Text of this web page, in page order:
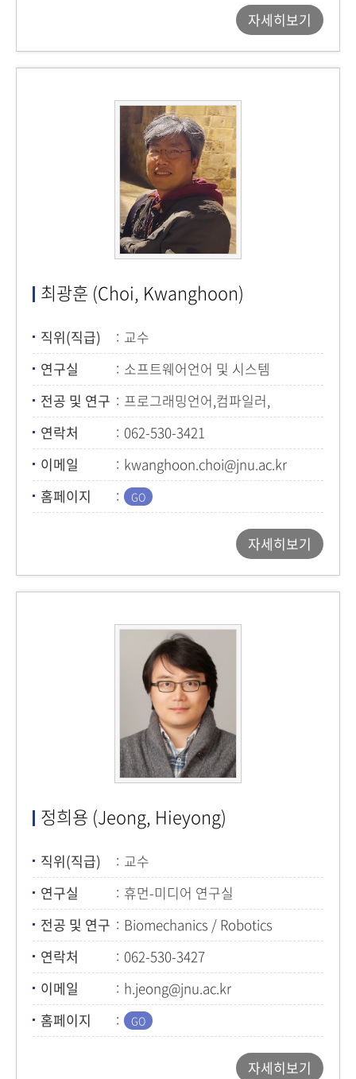
자세히보기
최광훈 (Choi, Kwanghoon)
직위(직급)
교수
연구실
소프트웨어언어 및 시스템
전공 및 연구
프로그래밍언어,컴파일러,
소프트웨어보안
연락처
062-530-3421
이메일
kwanghoon.choi@jnu.ac.kr
홈페이지
자세히보기
정희용 (Jeong, Hieyong)
직위(직급)
교수
연구실
휴먼-미디어 연구실
전공 및 연구
Biomechanics / Robotics
연락처
062-530-3427
이메일
h.jeong@jnu.ac.kr
홈페이지
자세히보기